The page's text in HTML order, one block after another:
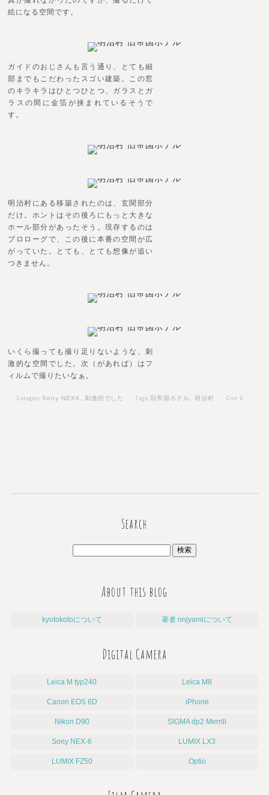
絵になる空間です。
ガイドのおじさんも言う通り、とても細
部までもこだわったスゴい建築。この窓
のキラキラはひとつひとつ、ガラスとガ
ラスの間に金箔が挟まれているそうで
す。
明治村にある移築されたのは、玄関部分
だけ。ホントはその後ろにもっと大きな
ホール部分があったそう。現存するのは
プロローグで、この後に本番の空間が広
がっていた。とても、とても想像が追い
つきません。
いくら撮っても撮り足りないような、刺
激的な空間でした。次（があれば）はフ
ィルムで撮りたいなぁ。
Category Sony NEX6 , 刺激的でした Tags 旧帝国ホテル,明治村 Cmt 0
Search
About this blog
kyotokotoについて 著者 nnjyamiについて
Digital Camera
Leica M typ240 Leica M8
Canon EOS 6D iPhone
Nikon D90 SIGMA dp2 Merrill
Sony NEX-6 LUMIX LX3
LUMIX FZ50 Optio